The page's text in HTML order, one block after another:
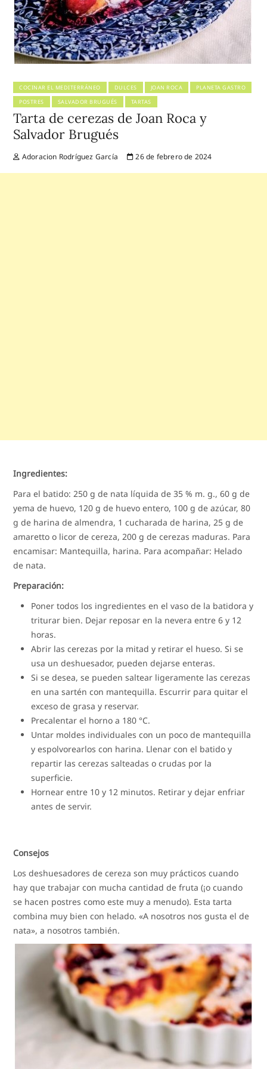
COCINAR EL MEDITERRÁNEO DULCES JOAN ROCA
PLANETA GASTRO
POSTRES
SALVADOR BRUGUÉS TARTAS
Tarta de cerezas de Joan Roca y
Salvador Brugués
Adoracion Rodríguez García 26 de febrero de 2024
Ingredientes:
Para el batido: 250 g de nata líquida de 35 % m. g., 60 g de
yema de huevo, 120 g de huevo entero, 100 g de azúcar, 80
g de harina de almendra, 1 cucharada de harina, 25 g de
amaretto o licor de cereza, 200 g de cerezas maduras. Para
encamisar: Mantequilla, harina. Para acompañar: Helado
de nata.
Preparación:
Poner todos los ingredientes en el vaso de la batidora y
triturar bien. Dejar reposar en la nevera entre 6 y 12
horas.
Abrir las cerezas por la mitad y retirar el hueso. Si se
usa un deshuesador, pueden dejarse enteras.
Si se desea, se pueden saltear ligeramente las cerezas
en una sartén con mantequilla. Escurrir para quitar el
exceso de grasa y reservar.
Precalentar el horno a 180 °C.
Untar moldes individuales con un poco de mantequilla
y espolvorearlos con harina. Llenar con el batido y
repartir las cerezas salteadas o crudas por la
superficie.
Hornear entre 10 y 12 minutos. Retirar y dejar enfriar
antes de servir.
Consejos
Los deshuesadores de cereza son muy prácticos cuando
hay que trabajar con mucha cantidad de fruta (¡o cuando
se hacen postres como este muy a menudo). Esta tarta
combina muy bien con helado. «A nosotros nos gusta el de
nata», a nosotros también.